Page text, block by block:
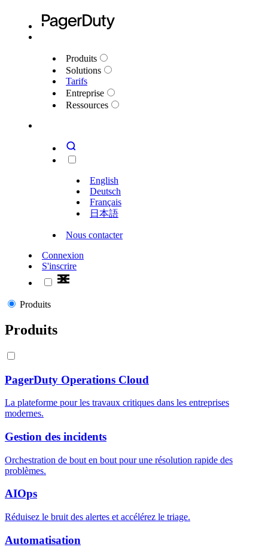
Produits
Solutions
Tarifs
Entreprise
Ressources
English
Deutsch
Français
日本語
Nous contacter
Connexion
S'inscrire
Produits
Produits
PagerDuty Operations Cloud
La plateforme pour les travaux critiques dans les entreprises
modernes.
Gestion des incidents
Orchestration de bout en bout pour une résolution rapide des
problèmes.
AIOps
Réduisez le bruit des alertes et accélérez le triage.
Automatisation